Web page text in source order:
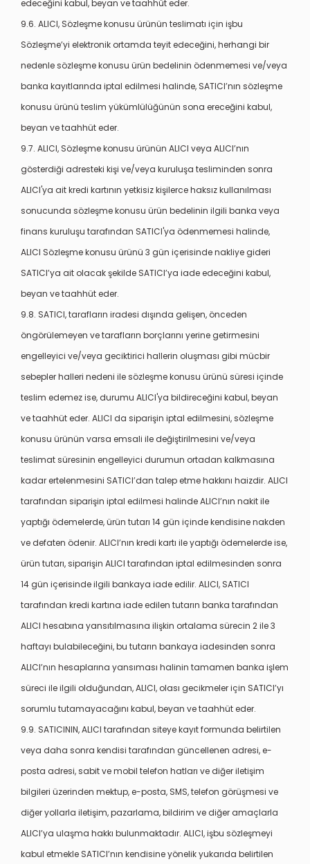
edeceğini kabul, beyan ve taahhüt eder.
9.6. ALICI, Sözleşme konusu ürünün teslimatı için işbu
Sözleşme’yi elektronik ortamda teyit edeceğini, herhangi bir
nedenle sözleşme konusu ürün bedelinin ödenmemesi ve/veya
banka kayıtlarında iptal edilmesi halinde, SATICI’nın sözleşme
konusu ürünü teslim yükümlülüğünün sona ereceğini kabul,
beyan ve taahhüt eder.
9.7. ALICI, Sözleşme konusu ürünün ALICI veya ALICI’nın
gösterdiği adresteki kişi ve/veya kuruluşa tesliminden sonra
ALICI'ya ait kredi kartının yetkisiz kişilerce haksız kullanılması
sonucunda sözleşme konusu ürün bedelinin ilgili banka veya
finans kuruluşu tarafından SATICI'ya ödenmemesi halinde,
ALICI Sözleşme konusu ürünü 3 gün içerisinde nakliye gideri
SATICI’ya ait olacak şekilde SATICI’ya iade edeceğini kabul,
beyan ve taahhüt eder.
9.8. SATICI, tarafların iradesi dışında gelişen, önceden
öngörülemeyen ve tarafların borçlarını yerine getirmesini
engelleyici ve/veya geciktirici hallerin oluşması gibi mücbir
sebepler halleri nedeni ile sözleşme konusu ürünü süresi içinde
teslim edemez ise, durumu ALICI'ya bildireceğini kabul, beyan
ve taahhüt eder. ALICI da siparişin iptal edilmesini, sözleşme
konusu ürünün varsa emsali ile değiştirilmesini ve/veya
teslimat süresinin engelleyici durumun ortadan kalkmasına
kadar ertelenmesini SATICI’dan talep etme hakkını haizdir. ALICI
tarafından siparişin iptal edilmesi halinde ALICI’nın nakit ile
yaptığı ödemelerde, ürün tutarı 14 gün içinde kendisine nakden
ve defaten ödenir. ALICI’nın kredi kartı ile yaptığı ödemelerde ise,
ürün tutarı, siparişin ALICI tarafından iptal edilmesinden sonra
14 gün içerisinde ilgili bankaya iade edilir. ALICI, SATICI
tarafından kredi kartına iade edilen tutarın banka tarafından
ALICI hesabına yansıtılmasına ilişkin ortalama sürecin 2 ile 3
haftayı bulabileceğini, bu tutarın bankaya iadesinden sonra
ALICI’nın hesaplarına yansıması halinin tamamen banka işlem
süreci ile ilgili olduğundan, ALICI, olası gecikmeler için SATICI’yı
sorumlu tutamayacağını kabul, beyan ve taahhüt eder.
9.9. SATICININ, ALICI tarafından siteye kayıt formunda belirtilen
veya daha sonra kendisi tarafından güncellenen adresi, e-
posta adresi, sabit ve mobil telefon hatları ve diğer iletişim
bilgileri üzerinden mektup, e-posta, SMS, telefon görüşmesi ve
diğer yollarla iletişim, pazarlama, bildirim ve diğer amaçlarla
ALICI’ya ulaşma hakkı bulunmaktadır. ALICI, işbu sözleşmeyi
kabul etmekle SATICI’nın kendisine yönelik yukarıda belirtilen